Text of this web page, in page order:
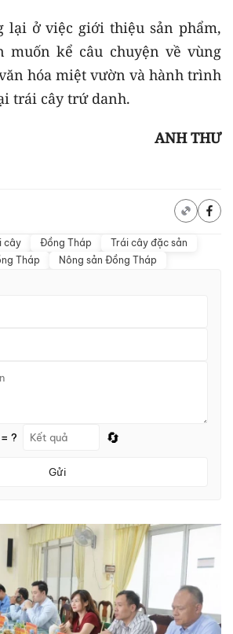
lại ở việc giới thiệu sản phẩm,
muốn kể câu chuyện về vùng
hóa miệt vườn và hành trình
trái cây trứ danh.
ANH THƯ
cây Đồng Tháp
Trái cây đặc sản
Tháp
Nông sản Đồng Tháp
? 🔄
Gửi